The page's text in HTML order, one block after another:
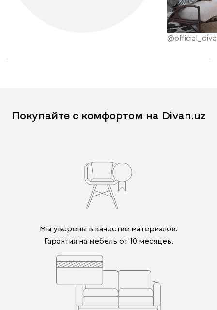
Покупайте с комфортом на Divan.uz
Мы уверены в качестве материалов.
Гарантия на мебель от 10 месяцев.